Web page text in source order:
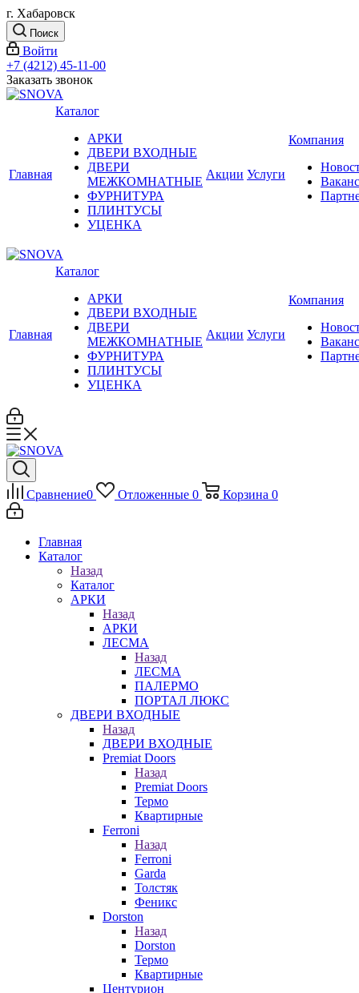
г. Хабаровск
Поиск
Войти
+7 (4212) 45-11-00
Заказать звонок
Главная
Каталог
АРКИ
ДВЕРИ ВХОДНЫЕ
ДВЕРИ
МЕЖКОМНАТНЫЕ
ФУРНИТУРА
ПЛИНТУСЫ
УЦЕНКА
Акции Услуги
Компания
Главная
Каталог
АРКИ
ДВЕРИ ВХОДНЫЕ
ДВЕРИ
МЕЖКОМНАТНЫЕ
ФУРНИТУРА
ПЛИНТУСЫ
УЦЕНКА
Акции Услуги
Компания
Сравнение0 Отложенные 0 Корзина 0
Главная
Каталог
Назад
Каталог
АРКИ
Назад
АРКИ
ЛЕСМА
Назад
ЛЕСМА
ПАЛЕРМО
ПОРТАЛ ЛЮКС
ДВЕРИ ВХОДНЫЕ
Назад
ДВЕРИ ВХОДНЫЕ
Premiat Doors
Назад
Premiat Doors
Термо
Квартирные
Ferroni
Назад
Ferroni
Garda
Толстяк
Феникс
Dorston
Назад
Dorston
Термо
Квартирные
Центурион